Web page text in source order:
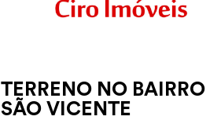
TERRENO NO BAIRRO
SÃO VICENTE